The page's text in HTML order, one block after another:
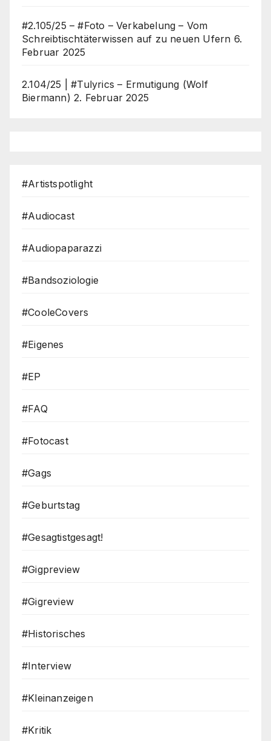
#2.105/25 – #Foto – Verkabelung – Vom
Schreibtischtäterwissen auf zu neuen Ufern 6.
Februar 2025
2.104/25 | #Tulyrics – Ermutigung (Wolf
Biermann) 2. Februar 2025
#Artistspotlight
#Audiocast
#Audiopaparazzi
#Bandsoziologie
#CooleCovers
#Eigenes
#EP
#FAQ
#Fotocast
#Gags
#Geburtstag
#Gesagtistgesagt!
#Gigpreview
#Gigreview
#Historisches
#Interview
#Kleinanzeigen
#Kritik